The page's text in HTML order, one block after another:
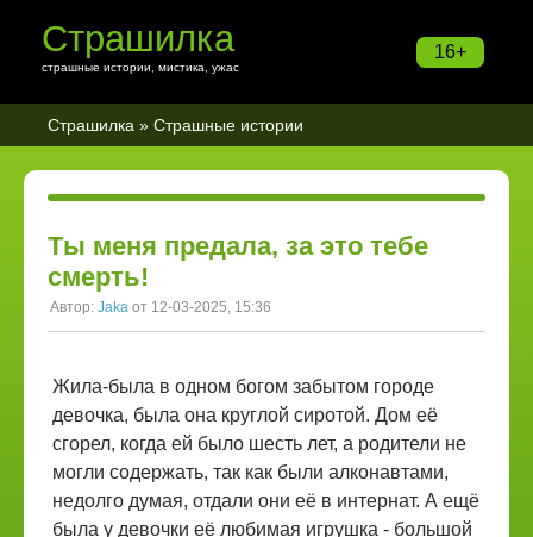
16+
Страшилка
страшные истории, мистика, ужас
Страшилка » Страшные истории
Ты меня предала, за это тебе
смерть!
Автор: Jaka от 12-03-2025, 15:36
Жила-была в одном богом забытом городе
девочка, была она круглой сиротой. Дом её
сгорел, когда ей было шесть лет, а родители не
могли содержать, так как были алконавтами,
недолго думая, отдали они её в интернат. А ещё
была у девочки её любимая игрушка - большой